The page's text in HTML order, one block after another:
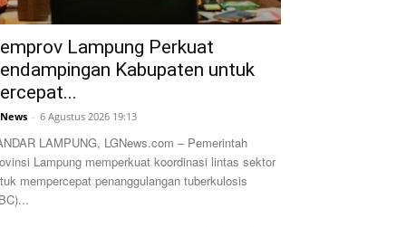
Lampung Perkuat
Kabupaten untuk
- 6 Agustus 2026 19:13
LAMPUNG, LGNews.com – Pemerintah
Lampung memperkuat koordinasi lintas sektor
mempercepat penanggulangan tuberkulosis